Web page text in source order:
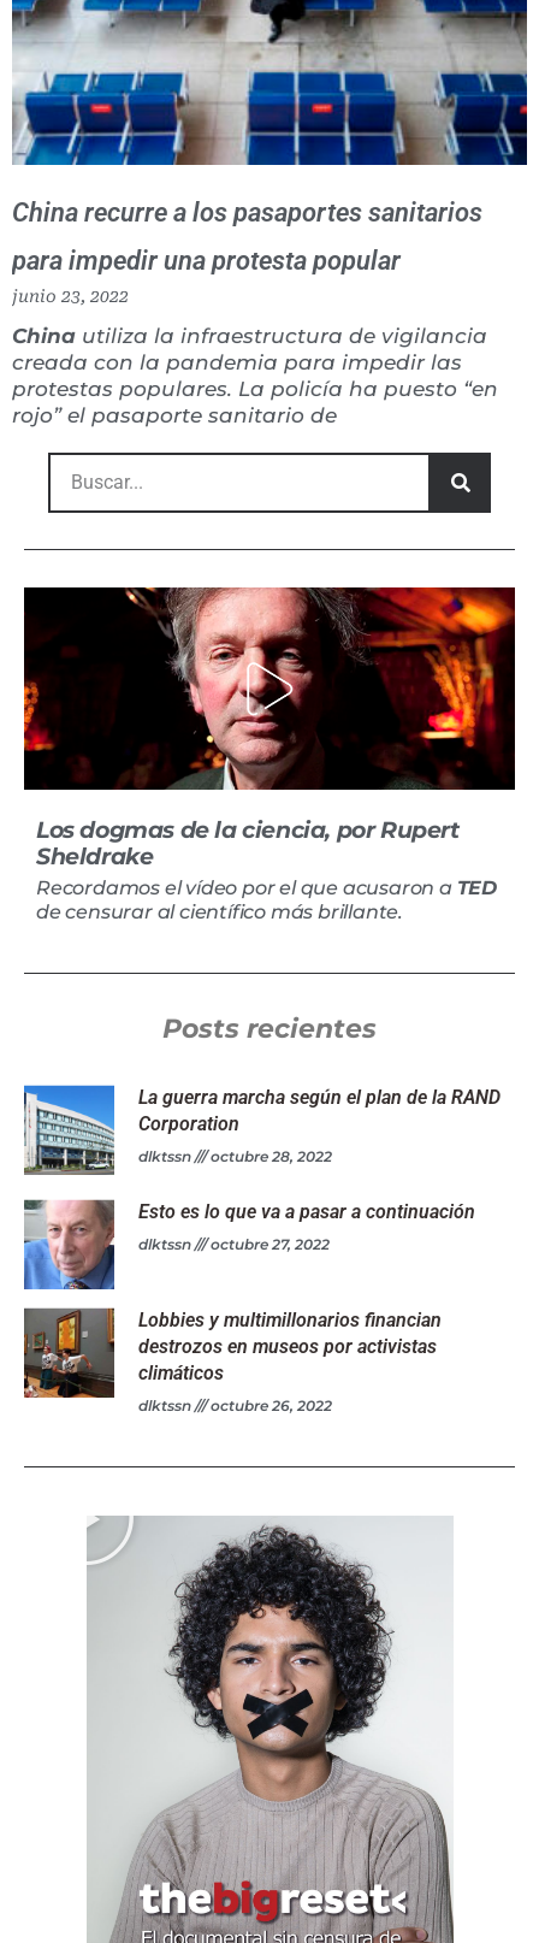
China recurre a los pasaportes sanitarios
para impedir una protesta popular
junio 23, 2022
China utiliza la infraestructura de vigilancia
creada con la pandemia para impedir las
protestas populares. La policía ha puesto “en
rojo”el pasaporte sanitario de
Los dogmas de la ciencia, por Rupert
Sheldrake
Recordamos el vídeo por el que acusaron a TED
de censurar al científico más brillante.
Posts recientes
La guerra marcha según el plan de la RAND
Corporation
dlktssn octubre 28, 2022
Esto es lo que va a pasar a continuación
dlktssn octubre 27, 2022
Lobbies y multimillonarios financian
destrozos en museos por activistas
climáticos
dlktssn octubre 26, 2022